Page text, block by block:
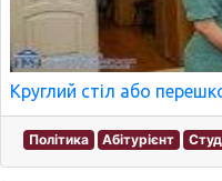
Круглий стіл або
Політика Абітурієнт